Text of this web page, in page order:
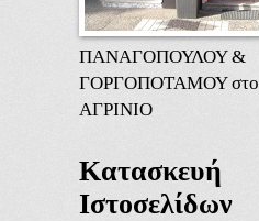
ΠΑΝΑΓΟΠΟΥΛΟΥ &
ΓΟΡΓΟΠΟΤΑΜΟΥ στο
ΑΓΡΙΝΙΟ
Κατασκευή
Ιστοσελίδων